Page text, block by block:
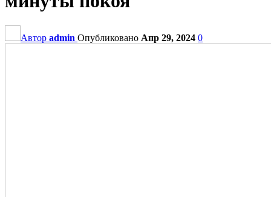
Автор admin Опубликовано Апр 29, 2024 0